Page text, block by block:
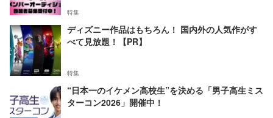
特集
ディズニー作品はもちろん！ 国内外の人気作がす
べて見放題！【PR】
特集
“日本一のイケメン高校生”を決める「男子高生ミス
ターコン2026」開催中！